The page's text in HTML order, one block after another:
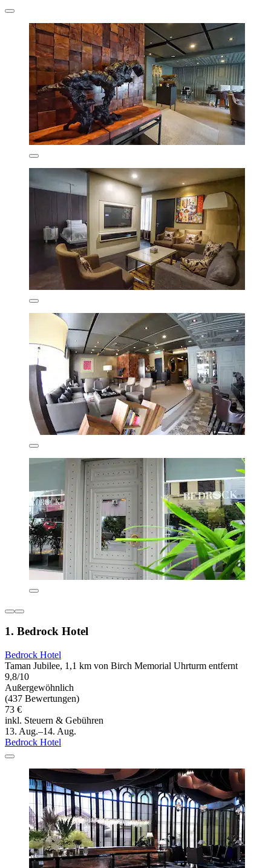
1. Bedrock Hotel
Bedrock Hotel
Taman Jubilee, 1,1 km von Birch Memorial Uhrturm entfernt
9,8/10
Außergewöhnlich
(437 Bewertungen)
73 €
inkl. Steuern & Gebühren
13. Aug.–14. Aug.
Bedrock Hotel